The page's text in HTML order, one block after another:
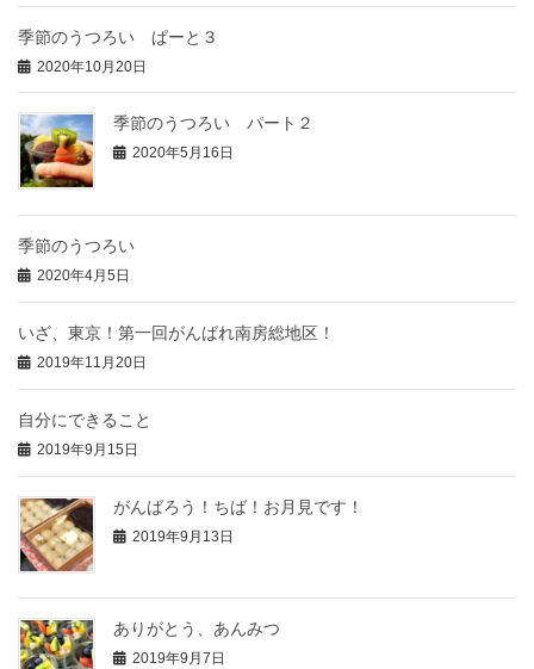
季節のうつろい ぱーと３
2020年10月20日
季節のうつろい パート２
2020年5月16日
季節のうつろい
2020年4月5日
いざ、東京！第一回がんばれ南房総地区！
2019年11月20日
自分にできること
2019年9月15日
がんばろう！ちば！お月見です！
2019年9月13日
ありがとう、あんみつ
2019年9月7日